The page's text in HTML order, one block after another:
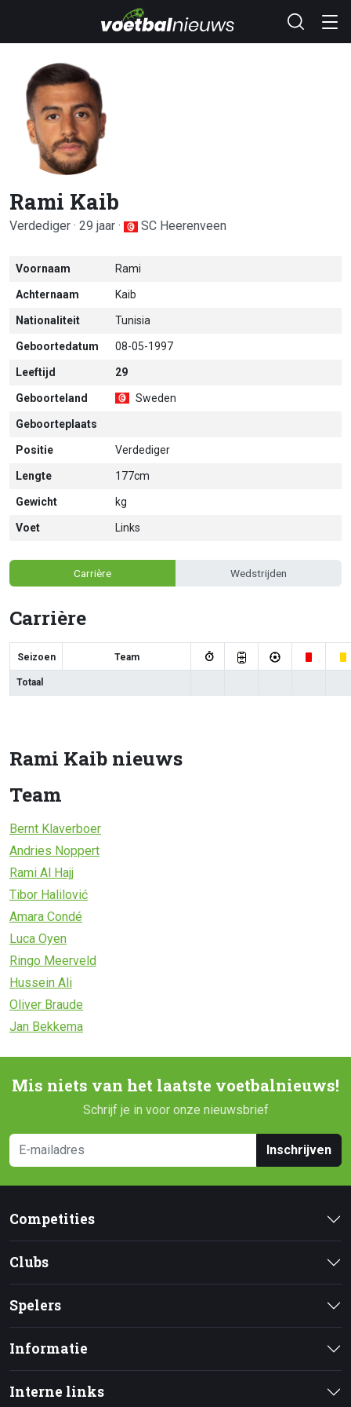
Rami Kaib
Verdediger · 29 jaar · SC Heerenveen
Voornaam Rami
Achternaam Kaib
Nationaliteit Tunisia
Geboortedatum 08-05-1997
Leeftijd 29
Geboorteland Sweden
Geboorteplaats
Positie Verdediger
Lengte 177cm
Gewicht kg
Voet Links
Carrière Wedstrijden
Carrière
Seizoen Team
Totaal
Rami Kaib nieuws
Team
Bernt Klaverboer
Andries Noppert
Rami Al Hajj
Tibor Halilović
Amara Condé
Luca Oyen
Ringo Meerveld
Hussein Ali
Oliver Braude
Jan Bekkema
Mis niets van het laatste voetbalnieuws!
Schrijf je in voor onze nieuwsbrief
Inschrijven
Competities
Clubs
Spelers
Informatie
Interne links